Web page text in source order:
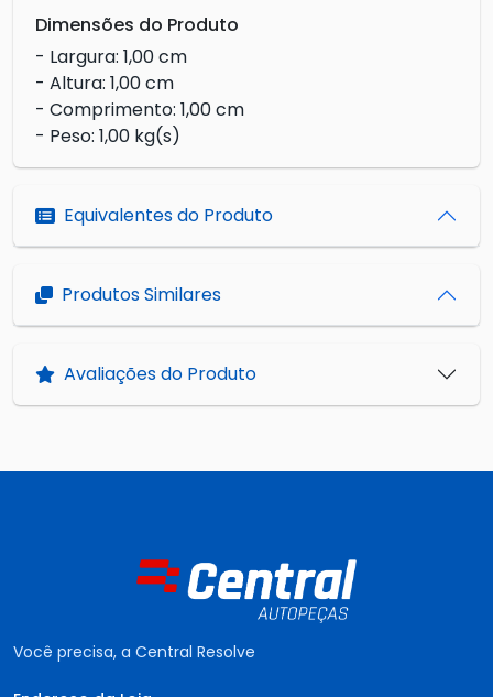
Dimensões do Produto
- Largura: 1,00 cm
- Altura: 1,00 cm
- Comprimento: 1,00 cm
- Peso: 1,00 kg(s)
Equivalentes do Produto
Produtos Similares
Avaliações do Produto
Você precisa, a Central Resolve